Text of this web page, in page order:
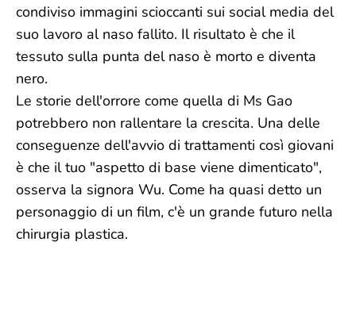
condiviso immagini scioccanti sui social media del
suo lavoro al naso fallito. Il risultato è che il
tessuto sulla punta del naso è morto e diventa
nero.
Le storie dell'orrore come quella di Ms Gao
potrebbero non rallentare la crescita. Una delle
conseguenze dell'avvio di trattamenti così giovani
è che il tuo "aspetto di base viene dimenticato",
osserva la signora Wu. Come ha quasi detto un
personaggio di un film, c'è un grande futuro nella
chirurgia plastica.